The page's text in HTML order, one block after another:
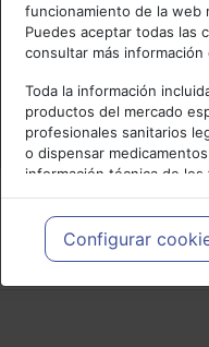
Accede o regístrate con
funcionamiento de la
Puedes aceptar todas las
consultar más
Toda la información
productos del mercado
profesionales sanitarios
o dispensar
información técnica de
meramente informativo,
profesionales facultados
cada caso concreto, el
necesidades del paciente.
Configurar